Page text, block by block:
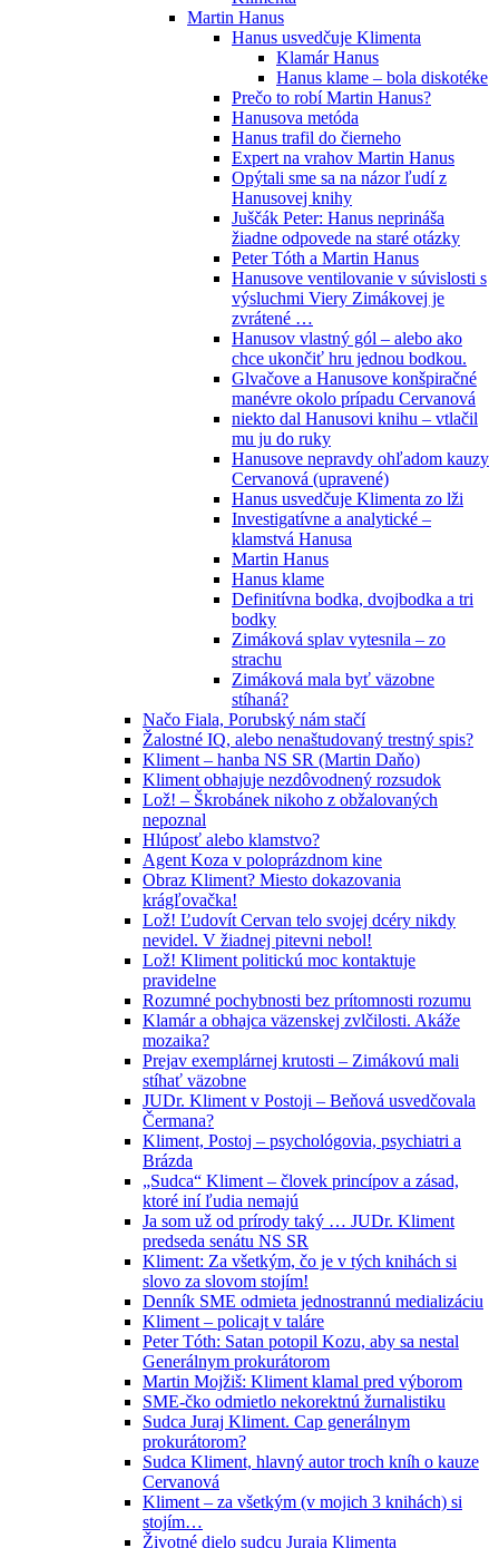
Martin Hanus
Hanus usvedčuje Klimenta
Klamár Hanus
Hanus klame – bola diskotéke
Prečo to robí Martin Hanus?
Hanusova metóda
Hanus trafil do čierneho
Expert na vrahov Martin Hanus
Opýtali sme sa na názor ľudí z
Hanusovej knihy
Juščák Peter: Hanus neprináša
žiadne odpovede na staré otázky
Peter Tóth a Martin Hanus
Hanusove ventilovanie v súvislosti s
výsluchmi Viery Zimákovej je
zvrátené …
Hanusov vlastný gól – alebo ako
chce ukončiť hru jednou bodkou.
Glvačove a Hanusove konšpiračné
manévre okolo prípadu Cervanová
niekto dal Hanusovi knihu – vtlačil
mu ju do ruky
Hanusove nepravdy ohľadom kauzy
Cervanová (upravené)
Hanus usvedčuje Klimenta zo lži
Investigatívne a analytické –
klamstvá Hanusa
Martin Hanus
Hanus klame
Definitívna bodka, dvojbodka a tri
bodky
Zimáková splav vytesnila – zo
strachu
Zimáková mala byť väzobne
stíhaná?
Načo Fiala, Porubský nám stačí
Žalostné IQ, alebo nenaštudovaný trestný spis?
Kliment – hanba NS SR (Martin Daňo)
Kliment obhajuje nezdôvodnený rozsudok
Lož! – Škrobánek nikoho z obžalovaných
nepoznal
Hlúposť alebo klamstvo?
Agent Koza v poloprázdnom kine
Obraz Kliment? Miesto dokazovania
krágľovačka!
Lož! Ľudovít Cervan telo svojej dcéry nikdy
nevidel. V žiadnej pitevni nebol!
Lož! Kliment politickú moc kontaktuje
pravidelne
Rozumné pochybnosti bez prítomnosti rozumu
Klamár a obhajca väzenskej zvlčilosti. Akáže
mozaika?
Prejav exemplárnej krutosti – Zimákovú mali
stíhať väzobne
JUDr. Kliment v Postoji – Beňová usvedčovala
Čermana?
Kliment, Postoj – psychológovia, psychiatri a
Brázda
„Sudca“ Kliment – človek princípov a zásad,
ktoré iní ľudia nemajú
Ja som už od prírody taký … JUDr. Kliment
predseda senátu NS SR
Kliment: Za všetkým, čo je v tých knihách si
slovo za slovom stojím!
Denník SME odmieta jednostrannú medializáciu
Kliment – policajt v taláre
Peter Tóth: Satan potopil Kozu, aby sa nestal
Generálnym prokurátorom
Martin Mojžiš: Kliment klamal pred výborom
SME-čko odmietlo nekorektnú žurnalistiku
Sudca Juraj Kliment. Cap generálnym
prokurátorom?
Sudca Kliment, hlavný autor troch kníh o kauze
Cervanová
Kliment – za všetkým (v mojich 3 knihách) si
stojím…
Životné dielo sudcu Juraja Klimenta